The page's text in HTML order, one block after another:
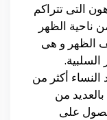
التى تتراكم
ناحية الظهر
الظهر و هى
أكثر من
من
على